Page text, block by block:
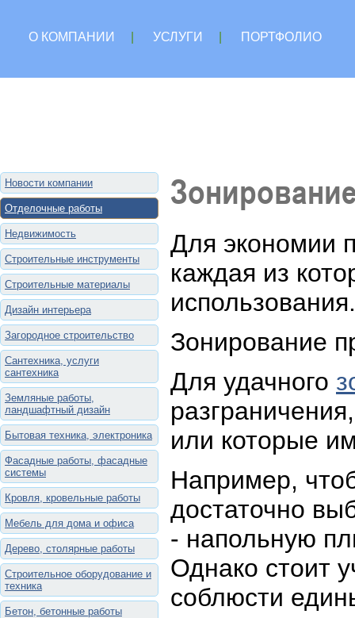
О КОМПАНИИ УСЛУГИ
ПОРТФОЛИО
Новости компании
Отделочные работы
Недвижимость
Строительные инструменты
Строительные материалы
Дизайн интерьера
Загородное строительство
Сантехника, услуги
сантехника
Земляные работы,
ландшафтный дизайн
Бытовая техника, электроника
Фасадные работы, фасадные
системы
Кровля, кровельные работы
Мебель для дома и офиса
Дерево, столярные работы
Строительное оборудование и
техника
Бетон, бетонные работы
Для экономии
каждая из
использования.
Зонирование
Для удачного
или которые
Например,
достаточно
- напольную
Однако стоит
соблюсти